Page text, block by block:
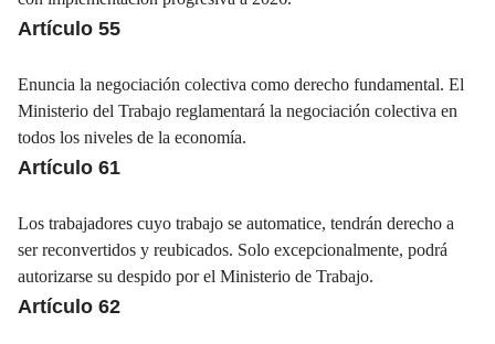
Artículo 55
Enuncia la negociación colectiva como derecho fundamental. El
Ministerio del Trabajo reglamentará la negociación colectiva en
todos los niveles de la economía.
Artículo 61
Los trabajadores cuyo trabajo se automatice, tendrán derecho a
ser reconvertidos y reubicados. Solo excepcionalmente, podrá
autorizarse su despido por el Ministerio de Trabajo.
Artículo 62